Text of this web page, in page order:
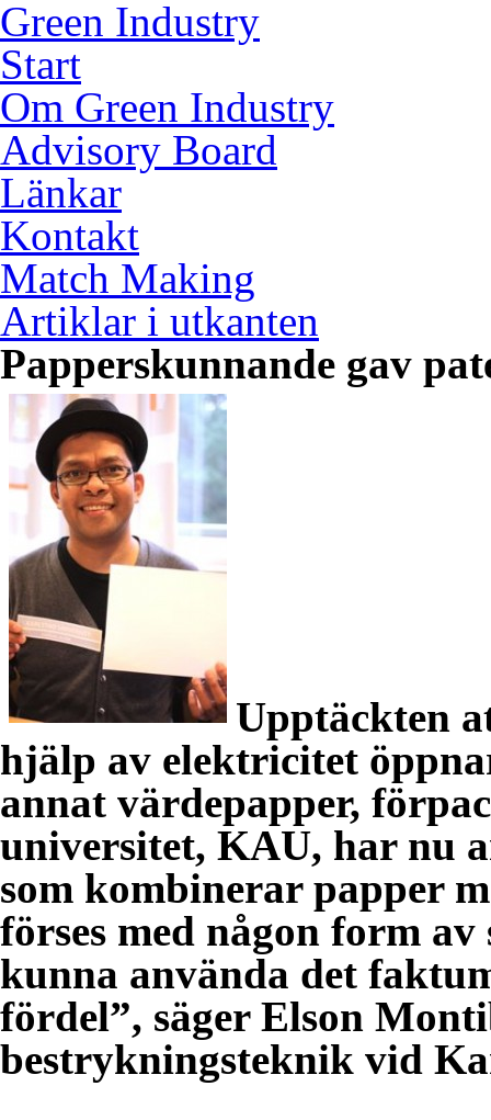
Green Industry
Start
Om Green Industry
Advisory Board
Länkar
Kontakt
Match Making
Artiklar i utkanten
Papperskunnande gav
Upptäckten
hjälp av elektricitet
annat värdepapper,
universitet, KAU, har nu
som kombinerar papper
förses med någon form
kunna använda det
fördel”, säger Elson
bestrykningsteknik vid